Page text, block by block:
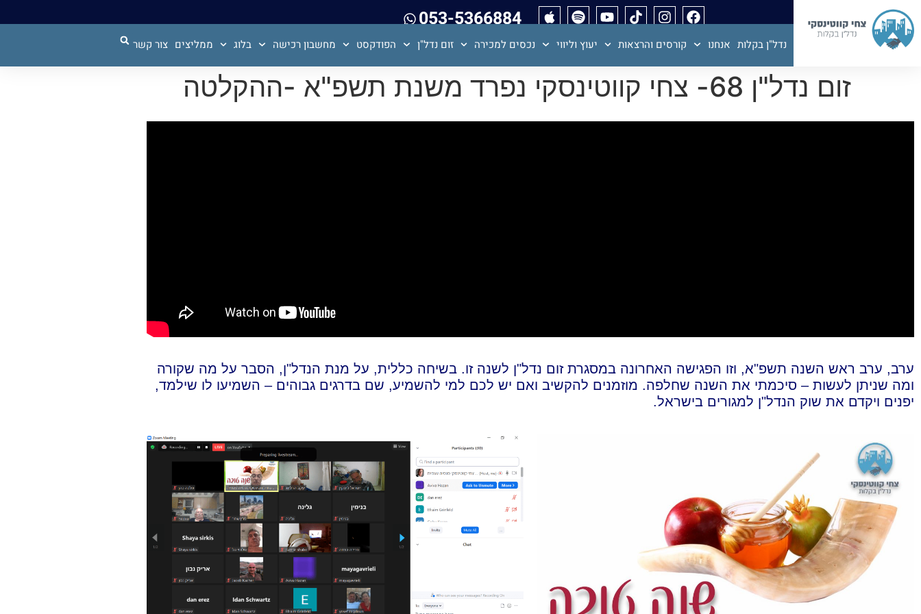
053-5366884
נדל"ן בקלות אנחנו קורסים והרצאות יעוץ וליווי נכסים למכירה זום נדל"ן הפודקסט מחשבון רכישה בלוג ממליצים צור קשר
זום נדל"ן 68- צחי קווטינסקי נפרד משנת תשפ"א -ההקלטה
ערב, ערב ראש השנה תשפ"א, וזו הפגישה האחרונה במסגרת זום נדל"ן לשנה זו. בשיחה כללית, על מנת הנדל"ן, הסבר על מה שקורה
ומה שניתן לעשות – סיכמתי את השנה שחלפה. מוזמנים להקשיב ואם יש לכם למי להשמיע, שם בדרגים גבוהים – השמיעו לו שילמד,
יפנים ויקדם את שוק הנדל"ן למגורים בישראל.